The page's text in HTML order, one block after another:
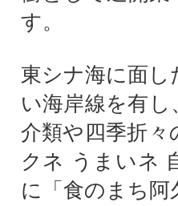
す。
東シナ海に面
い海岸線を有
介類や四季折
クネ うまいネ
に「食のまち